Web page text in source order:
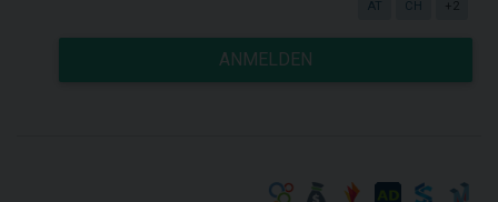
AT CH +2
ANMELDEN